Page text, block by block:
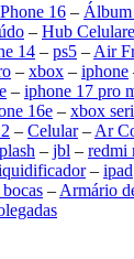
16 – Álbum
– Hub
14 – ps5 – Air
– xbox – iphone
– iphone 17 pro
16e – xbox
– Celular– Ar
– jbl – redmi
– ipad
– Armário